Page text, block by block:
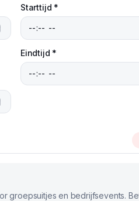
Starttijd *
Eindtijd *